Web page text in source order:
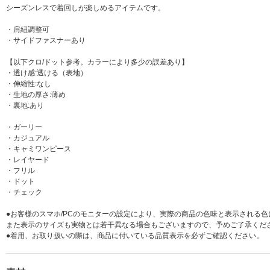
シーズンレスで着回しが楽しめるアイテムです。
・肩紐調整可
・サイドファスナーあり
【以下クロ/ドット参考。カラーにより多少の誤差あり】
・透け感:透ける（表地）
・伸縮性:なし
・生地の厚さ:薄め
・裏地:あり
・ガーリー
・カジュアル
・キャミワンピース
・レイヤード
・フリル
・ドット
・チェック
●お客様のスマホ/PCのモニターの設定により、実際の商品の色味と表示される色
また表示のサイズも実物とは若干異なる場合もございますので、予めご了承くだ
●着用、お取り扱いの際は、商品に付いている品質表示を必ずご確認ください。